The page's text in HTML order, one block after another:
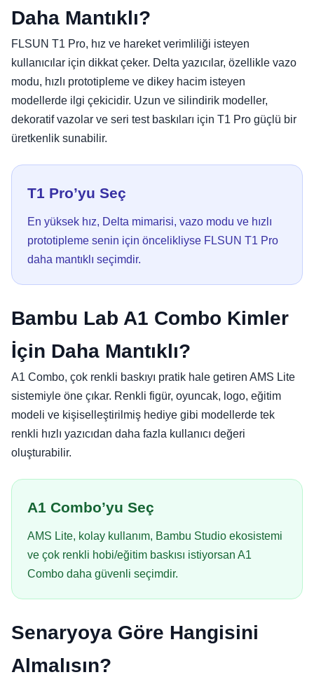
Daha Mantıklı?
FLSUN T1 Pro, hız ve hareket verimliliği isteyen
kullanıcılar için dikkat çeker. Delta yazıcılar, özellikle vazo
modu, hızlı prototipleme ve dikey hacim isteyen
modellerde ilgi çekicidir. Uzun ve silindirik modeller,
dekoratif vazolar ve seri test baskıları için T1 Pro güçlü bir
üretkenlik sunabilir.
T1 Pro’yu Seç
En yüksek hız, Delta mimarisi, vazo modu ve hızlı
prototipleme senin için öncelikliyse FLSUN T1 Pro
daha mantıklı seçimdir.
Bambu Lab A1 Combo Kimler
İçin Daha Mantıklı?
A1 Combo, çok renkli baskıyı pratik hale getiren AMS Lite
sistemiyle öne çıkar. Renkli figür, oyuncak, logo, eğitim
modeli ve kişiselleştirilmiş hediye gibi modellerde tek
renkli hızlı yazıcıdan daha fazla kullanıcı değeri
oluşturabilir.
A1 Combo’yu Seç
AMS Lite, kolay kullanım, Bambu Studio ekosistemi
ve çok renkli hobi/eğitim baskısı istiyorsan A1
Combo daha güvenli seçimdir.
Senaryoya Göre Hangisini
Almalısın?